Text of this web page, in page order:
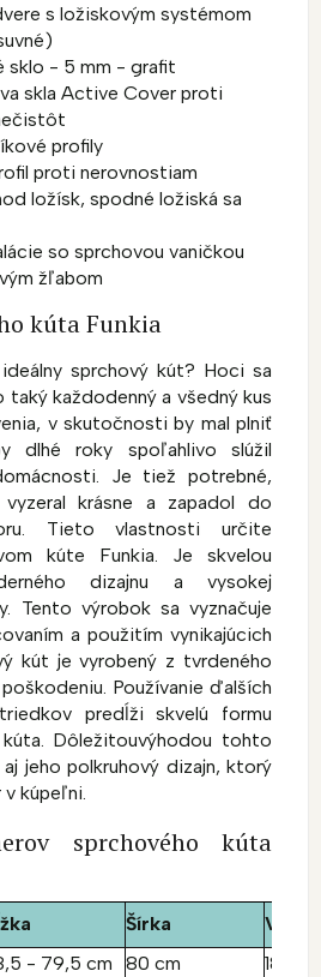
s ložiskovým systémom
sklo - 5 mm - grafit
skla Active Cover proti
profily
proti nerovnostiam
ložísk, spodné ložiská sa
so sprchovou vaničkou
žľabom
kúta Funkia
sprchový kút? Hoci sa
každodenný a všedný kus
v skutočnosti by mal plniť
dlhé roky spoľahlivo slúžil
Je tiež potrebné,
krásne a zapadol do
Tieto vlastnosti určite
kúte Funkia.
Je skvelou
dizajnu a vysokej
Tento výrobok sa vyznačuje
a použitím vynikajúcich
kút je vyrobený z tvrdeného
Používanie ďalších
predĺži skvelú formu
Dôležitouvýhodou tohto
jeho polkruhový dizajn, ktorý
kúpeľni.
sprchového kúta
Šírka
Výška
- 79,5 cm 80 cm
185